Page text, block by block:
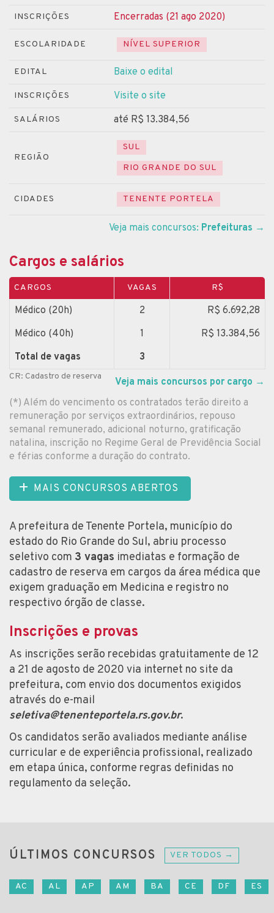
INSCRIÇÕES Encerradas (21 ago 2020)
ESCOLARIDADE NÍVEL SUPERIOR
EDITAL Baixe o edital
INSCRIÇÕES Visite o site
SALÁRIOS até R$ 13.384,56
REGIÃO
SUL
RIO GRANDE DO SUL
CIDADES TENENTE PORTELA
Veja mais concursos: Prefeituras →
Cargos e salários
CARGOS VAGAS R$
Médico (20h) 2
R$ 6.692,28
Médico (40h)
1
R$ 13.384,56
Total de vagas
3
CR: Cadastro de reserva Veja mais concursos por cargo →
(*) Além do vencimento os contratados terão direito a
remuneração por serviços extraordinários, repouso
semanal remunerado, adicional noturno, gratificação
natalina, inscrição no Regime Geral de Previdência Social
e férias conforme a duração do contrato.
MAIS CONCURSOS ABERTOS
A prefeitura de Tenente Portela, município do
estado do Rio Grande do Sul, abriu processo
seletivo com 3 vagas imediatas e formação de
cadastro de reserva em cargos da área médica que
exigem graduação em Medicina e registro no
respectivo órgão de classe.
Inscrições e provas
As inscrições serão recebidas gratuitamente de 12
a 21 de agosto de 2020 via internet no site da
prefeitura, com envio dos documentos exigidos
através do e-mail
seletiva@tenenteportela.rs.gov.br.
Os candidatos serão avaliados mediante análise
curricular e de experiência profissional, realizado
em etapa única, conforme regras definidas no
regulamento da seleção.
ÚLTIMOS CONCURSOS VER TODOS →
AC AL AP AM BA CE DF ES